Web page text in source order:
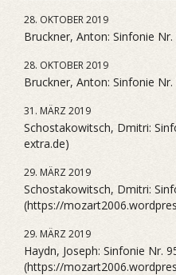
28. OKTOBER 2019
Bruckner, Anton: Sinfonie Nr.
28. OKTOBER 2019
Bruckner, Anton: Sinfonie
31. MÄRZ 2019
Schostakowitsch, Dmitri:
extra.de)
29. MÄRZ 2019
Schostakowitsch, Dmitri:
(https://
29. MÄRZ 2019
Haydn, Joseph: Sinfonie Nr.
(https://